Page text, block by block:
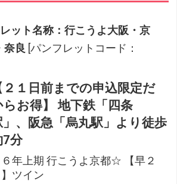
ット名称：行こうよ大阪・京
奈良 [パンフレットコード：
２１日前までの申込限定だ
らお得】 地下鉄「四条
」、阪急「烏丸駅」より徒歩
7分
６年上期 行こうよ京都☆ 【早２
】ツイン